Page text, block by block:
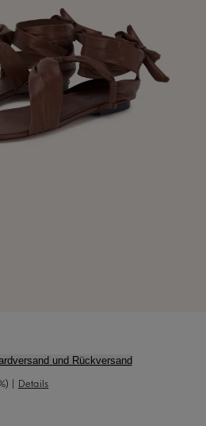
und Rückversand
| Details